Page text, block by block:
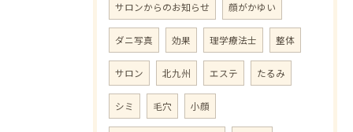
サロンからのお知らせ 顔がかゆい
ダニ写真 効果 理学療法士 整体
サロン 北九州 エステ たるみ
シミ 毛穴 小顔